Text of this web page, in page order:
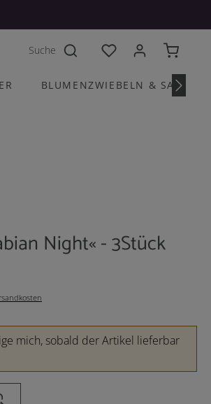
Du hast 0 Produkte
BLUMENZWIEBELN &
Night« - 3Stück
mich, sobald der Artikel lieferbar